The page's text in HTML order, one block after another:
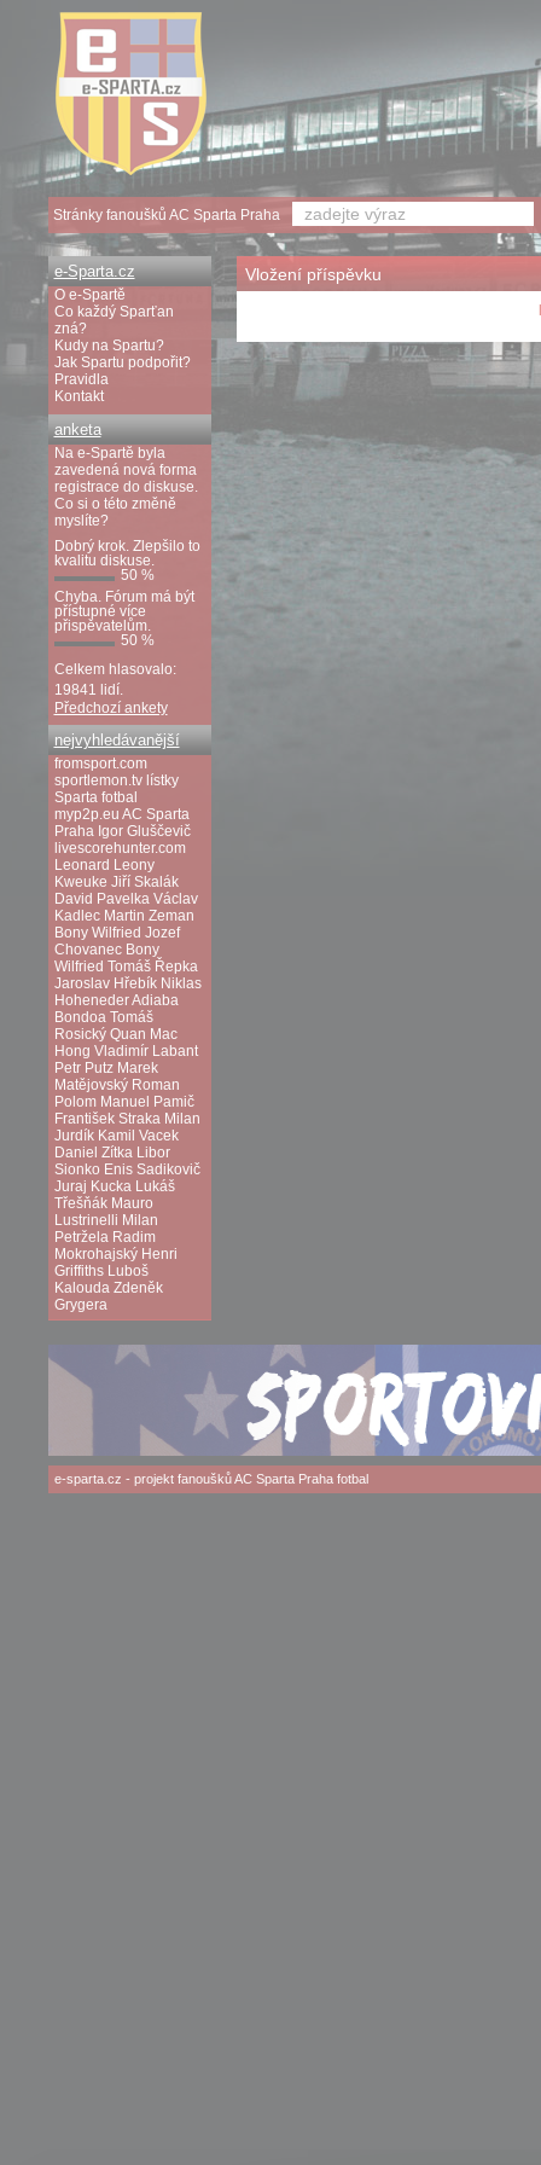
Vložení příspěvku
e-Sparta.cz
O e-Spartě
Co každý Sparťan
zná?
Kudy na Spartu?
Jak Spartu podpořit?
Pravidla
Kontakt
anketa
Na e-Spartě byla
zavedená nová forma
registrace do diskuse.
Co si o této změně
myslíte?
Dobrý krok. Zlepšilo to
kvalitu diskuse.
50 %
Chyba. Fórum má být
přístupné více
přispěvatelům.
50 %
Celkem hlasovalo:
19841 lidí.
Předchozí ankety
nejvyhledávanější
fromsport.com
sportlemon.tv lístky
Sparta fotbal
myp2p.eu AC Sparta
Praha Igor Gluščevič
livescorehunter.com
Leonard Leony
Kweuke Jiří Skalák
David Pavelka Václav
Kadlec Martin Zeman
Bony Wilfried Jozef
Chovanec Bony
Wilfried Tomáš Řepka
Jaroslav Hřebík Niklas
HohenederAdiaba
Bondoa Tomáš
Rosický Quan Mac
Hong Vladimír Labant
Petr Putz Marek
Matějovský Roman
Polom Manuel Pamič
František Straka Milan
Jurdík Kamil Vacek
Daniel Zítka Libor
Sionko Enis Sadikovič
Juraj Kucka Lukáš
Třešňák Mauro
Lustrinelli Milan
Petržela Radim
Mokrohajský Henri
Griffiths Luboš
Kalouda Zdeněk
Grygera
e-sparta.cz - projekt fanouškůAC Sparta Prahafotbal
Stránky fanoušků AC Sparta Praha